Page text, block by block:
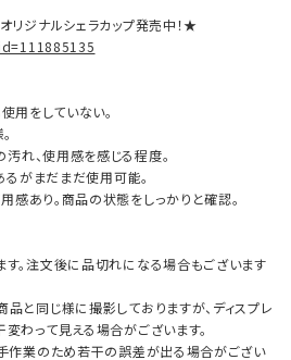
リジナルシェラカップ発売中！★
用をしていない。
汚れ、使用感を感じる程度。
るがまだまだ使用可能。
用感あり。商品の状態をしっかりと確認。
。注文後に品切れになる場合もございます
と同じ様に撮影しておりますが、ディスプレ
わって見える場合がございます。
作業のため若干の誤差が出る場合がござい